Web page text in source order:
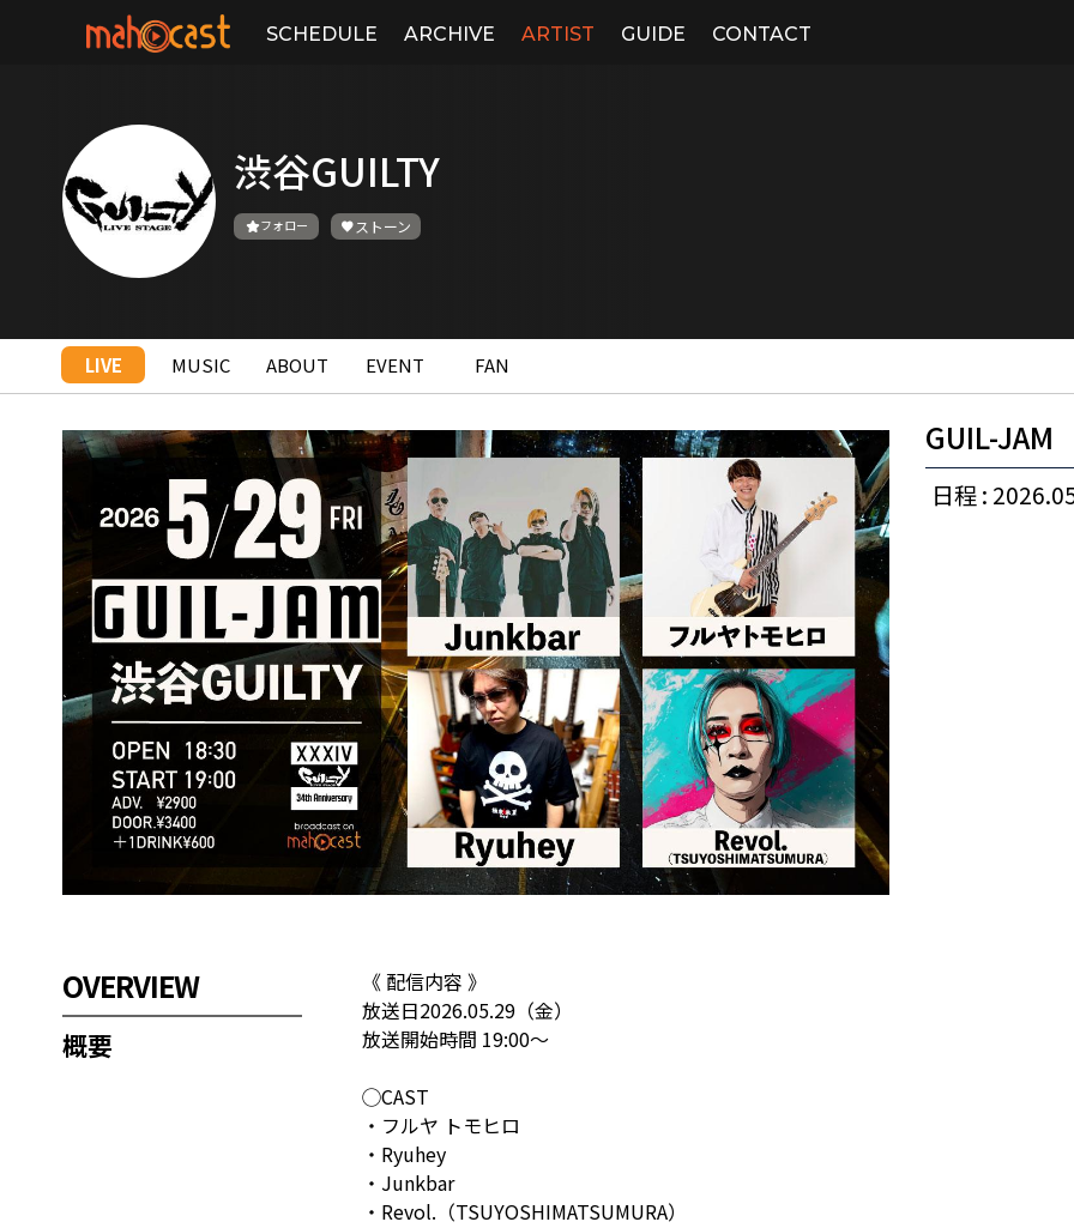
SCHEDULE ARCHIVE ARTIST GUIDE CONTACT
渋谷GUILTY
フォロー ストーン
LIVE MUSIC ABOUT EVENT FAN
GUIL-JAM
日程 :
OVERVIEW
概要
《 配信内容 》
放送日2026.05.29（金）
放送開始時間 19:00〜
◯CAST
・フルヤ トモヒロ
・Ryuhey
・Junkbar
・Revol.（TSUYOSHIMATSUMURA）